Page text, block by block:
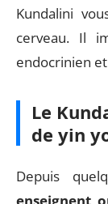
Kundalini
cerveau. Il
endocrinien
Le
de yin
Depuis
enseignent